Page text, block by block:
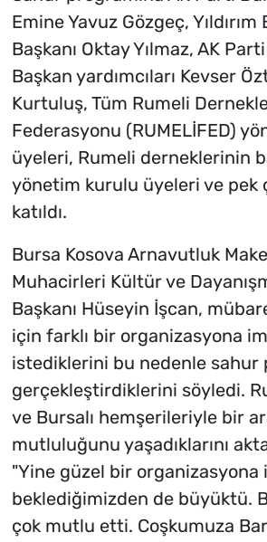
Emine Yavuz Gözgeç,
Başkanı Oktay Yılmaz, AK
Başkan yardımcıları Kevser
Kurtuluş, Tüm Rumeli
Federasyonu (RUMELİFED)
üyeleri, Rumeli derneklerinin
yönetim kurulu üyeleri ve pek
katıldı.
Bursa Kosova Arnavutluk
Muhacirleri Kültür ve
Başkanı Hüseyin İşcan,
için farklı bir organizasyona
istediklerini bu nedenle sahur
gerçekleştirdiklerini söyledi.
ve Bursalı hemşerileriyle bir
mutluluğunu yaşadıklarını
"Yine güzel bir organizasyona
beklediğimizden de büyüktü.
çok mutlu etti. Coşkumuza